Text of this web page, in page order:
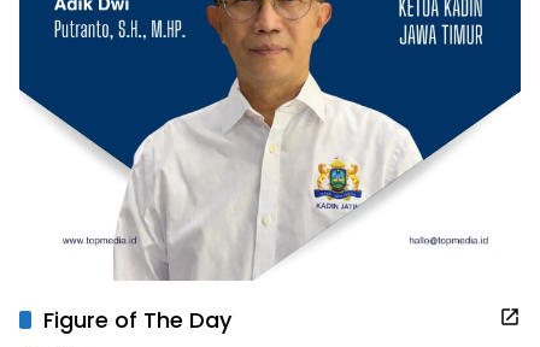
Figure of The Day